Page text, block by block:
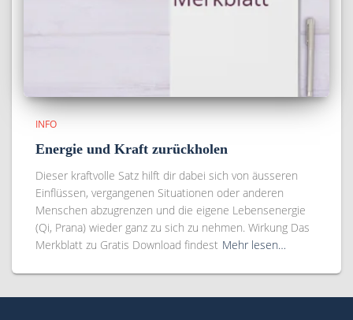
INFO
Energie und Kraft zurückholen
Dieser kraftvolle Satz hilft dir dabei sich von äusseren
Einflüssen, vergangenen Situationen oder anderen
Menschen abzugrenzen und die eigene Lebensenergie
(Qi, Prana) wieder ganz zu sich zu nehmen. Wirkung Das
Merkblatt zu Gratis Download findest Mehr lesen…